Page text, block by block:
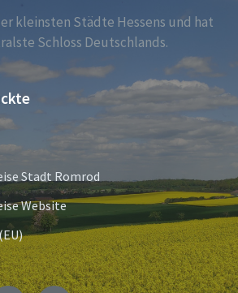
kleinsten Städte Hessens und hat
Schloss Deutschlands.
Stadt Romrod
Website